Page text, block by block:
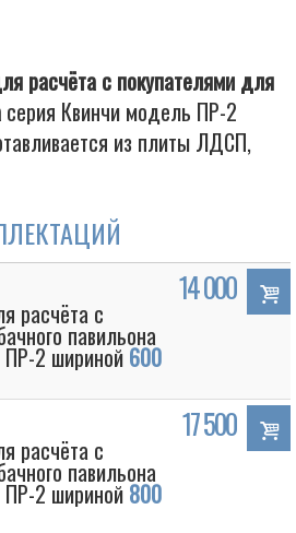
расчёта с покупателями для
серия Квинчи модель ПР-2
из плиты ЛДСП,
расчёта с
павильона
2 шириной 600
14 000
расчёта с
павильона
2 шириной 800
17 500